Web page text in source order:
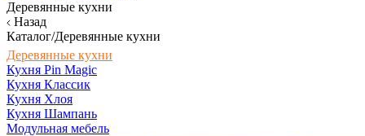
Деревянные кухни
Назад
Каталог/Деревянные кухни
Деревянные кухни
Кухня Pin Magic
Кухня Классик
Кухня Хлоя
Кухня Шампань
Модульная мебель